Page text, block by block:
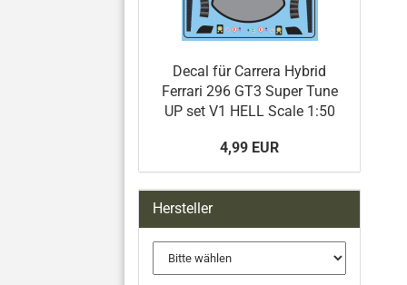
Decal für Carrera Hybrid
Ferrari 296 GT3 Super Tune
UP set V1 HELL Scale 1:50
4,99 EUR
Hersteller